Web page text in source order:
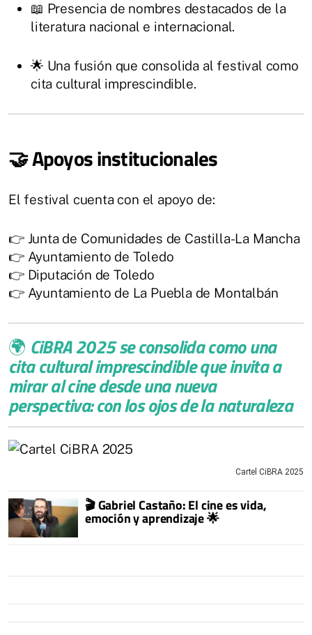
📖 Presencia de nombres destacados de la
literatura nacional e internacional.
🌟 Una fusión que consolida al festival como
cita cultural imprescindible.
🤝 Apoyos institucionales
El festival cuenta con el apoyo de:
👉 Junta de Comunidades de Castilla-La Mancha
👉 Ayuntamiento de Toledo
👉 Diputación de Toledo
👉 Ayuntamiento de La Puebla de Montalbán
🌍 CiBRA 2025 se consolida como una
cita cultural imprescindible que invita a
mirar al cine desde una nueva
perspectiva: con los ojos de la naturaleza
Cartel CiBRA 2025
🎬 Gabriel Castaño: El cine es vida,
emoción y aprendizaje 🌟